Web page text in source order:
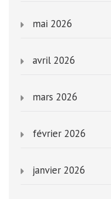
mai 2026
avril 2026
mars 2026
février 2026
janvier 2026